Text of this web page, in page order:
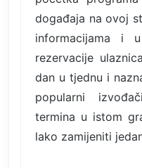
događaja na ovoj
informacijama i
rezervacije
dan u tjednu i
popularni
termina u istom
lako zamijeniti